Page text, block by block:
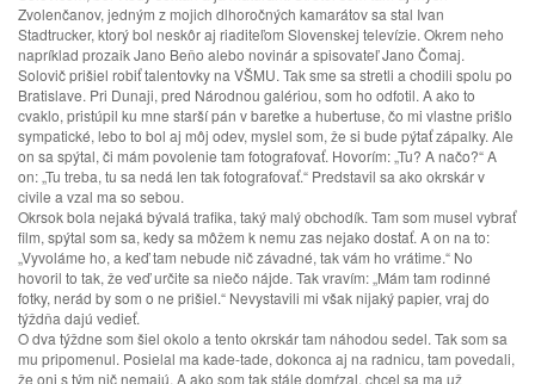
Zvolenčanov, jedným z mojich dlhoročných kamarátov sa stal Ivan
Stadtrucker, ktorý bol neskôr aj riaditeľom Slovenskej televízie. Okrem neho
napríklad prozaik Jano Beňo alebo novinár a spisovateľ Jano Čomaj.
Solovič prišiel robiť talentovky na VŠMU. Tak sme sa stretli a chodili spolu po
Bratislave. Pri Dunaji, pred Národnou galériou, som ho odfotil. A ako to
cvaklo, pristúpil ku mne starší pán v baretke a hubertuse, čo mi vlastne prišlo
sympatické, lebo to bol aj môj odev, myslel som, že si bude pýtať zápalky. Ale
on sa spýtal, či mám povolenie tam fotografovať. Hovorím: „Tu? A načo?“ A
on: „Tu treba, tu sa nedá len tak fotografovať.“ Predstavil sa ako okrskár v
civile a vzal ma so sebou.
Okrsok bola nejaká bývalá trafika, taký malý obchodík. Tam som musel vybrať
film, spýtal som sa, kedy sa môžem k nemu zas nejako dostať. A on na to:
„Vyvoláme ho, a keď tam nebude nič závadné, tak vám ho vrátime.“ No
hovoril to tak, že veď určite sa niečo nájde. Tak vravím: „Mám tam rodinné
fotky, nerád by som o ne prišiel.“ Nevystavili mi však nijaký papier, vraj do
týždňa dajú vedieť.
O dva týždne som šiel okolo a tento okrskár tam náhodou sedel. Tak som sa
mu pripomenul. Posielal ma kade-tade, dokonca aj na radnicu, tam povedali,
že oni s tým nič nemajú. A ako som tak stále domŕzal, chcel sa ma už